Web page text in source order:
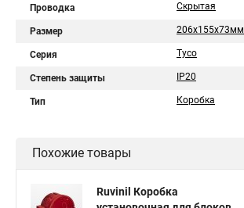
Проводка Скрытая
Размер 206х155х73мм
Серия Тусо
Степень защиты IP20
Тип Коробка
Похожие товары
Ruvinil Коробка